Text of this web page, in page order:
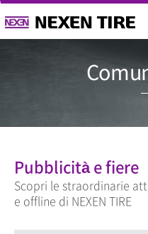
Pubblicità e fiere
Scopri le straordinarie
e offline di NEXEN TIRE